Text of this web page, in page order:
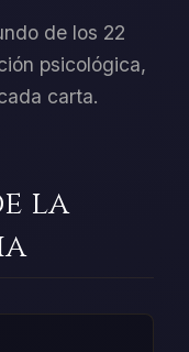
de los 22
psicológica,
carta.
la